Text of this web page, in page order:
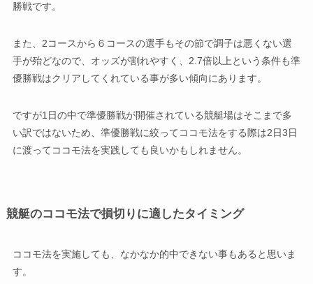
勝戦です。
また、2コースから６コースの選手もその節で調子は悪くない選
手が殆どなので、オッズが割れやすく、2.7倍以上という条件も準
優勝戦はクリアしてくれている事が多い傾向にあります。
ですが1日の中で準優勝戦が開催されている競艇場はそこまで多
い訳ではないため、準優勝戦に絞ってココモ法をする際は2日3日
に渡ってココモ法を実践しても良いかもしれません。
競艇のココモ法で損切りに適したタイミング
ココモ法を実施しても、なかなか的中できない事もあると思いま
す。